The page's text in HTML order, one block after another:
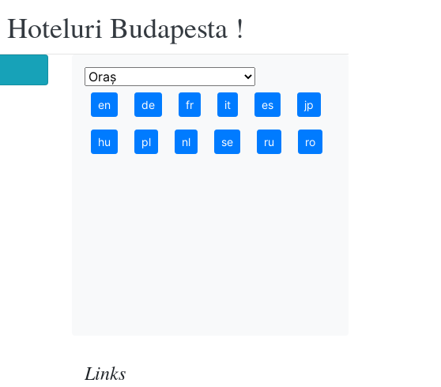
Budapesta !
en de fr it es jp
hu pl nl se ru ro
Links